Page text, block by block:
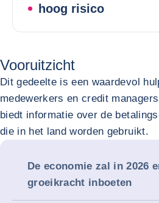
hoog risico
Vooruitzicht
Dit gedeelte is een waardevol
medewerkers en credit
biedt informatie over de
die in het land worden gebruikt.
De economie zal in 2026
groeikracht inboeten